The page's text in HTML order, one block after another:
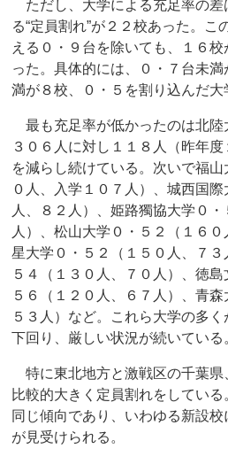
ただし、大学による充足率の差
る“定員割れ”が２２校あった。こ
える０・９台を除いても、１６
った。具体的には、０・７台未
満が８校、０・５を割り込んだ大
最も充足率が低かったのは北陸
３０６人に対し１１８人（昨年
を減らし続けている。次いで福
０人、入学１０７人）、城西国
人、８２人）、姫路獨協大学０
人）、松山大学０・５２（１６
星大学０・５２（１５０人、７３
５４（１３０人、７０人）、徳島
５６（１２０人、６７人）、青森
５３人）など。これら大学の多
下回り、厳しい状況が続いている
特に東北地方と激戦区の千葉県
比較的大きく定員割れをしてい
同じ傾向であり、いわゆる新設
が見受けられる。